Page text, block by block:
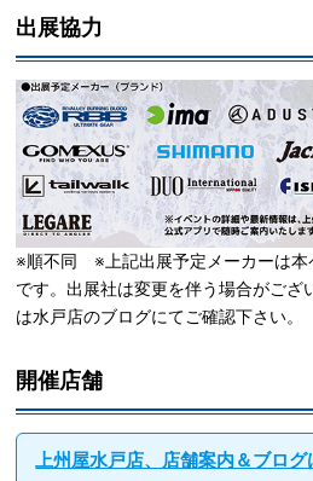
出展協力
※順不同 ※上記出展予定メーカーは本
です。出展社は変更を伴う場合がござ
は水戸店のブログにてご確認下さい。
開催店舗
上州屋水戸店、店舗案内＆ブログ